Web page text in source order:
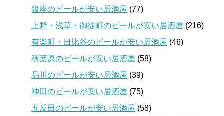
銀座のビールが安い居酒屋 (77)
上野・浅草・御徒町のビールが安い居酒屋 (216)
有楽町・日比谷のビールが安い居酒屋 (46)
秋葉原のビールが安い居酒屋 (58)
品川のビールが安い居酒屋 (39)
神田のビールが安い居酒屋 (75)
五反田のビールが安い居酒屋 (58)